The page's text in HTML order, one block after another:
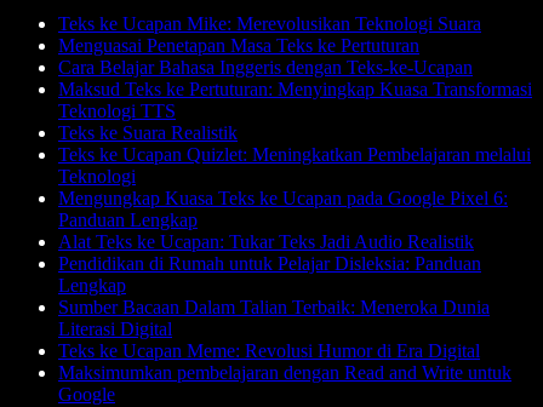
Teks ke Ucapan Mike: Merevolusikan Teknologi Suara
Menguasai Penetapan Masa Teks ke Pertuturan
Cara Belajar Bahasa Inggeris dengan Teks-ke-Ucapan
Maksud Teks ke Pertuturan: Menyingkap Kuasa Transformasi
Teknologi TTS
Teks ke Suara Realistik
Teks ke Ucapan Quizlet: Meningkatkan Pembelajaran melalui
Teknologi
Mengungkap Kuasa Teks ke Ucapan pada Google Pixel 6:
Panduan Lengkap
Alat Teks ke Ucapan: Tukar Teks Jadi Audio Realistik
Pendidikan di Rumah untuk Pelajar Disleksia: Panduan
Lengkap
Sumber Bacaan Dalam Talian Terbaik: Meneroka Dunia
Literasi Digital
Teks ke Ucapan Meme: Revolusi Humor di Era Digital
Maksimumkan pembelajaran dengan Read and Write untuk
Google